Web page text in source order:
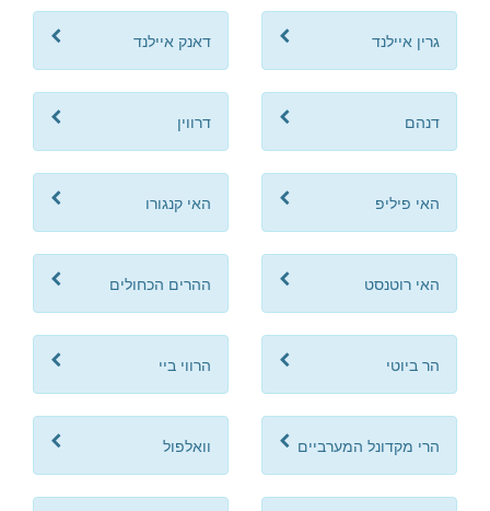
גרין איילנד דאנק איילנד
דנהם דרווין
האי פיליפ האי קנגורו
האי רוטנסט ההרים הכחולים
הר ביוטי הרווי ביי
הרי מקדונל המערביים וואלפול